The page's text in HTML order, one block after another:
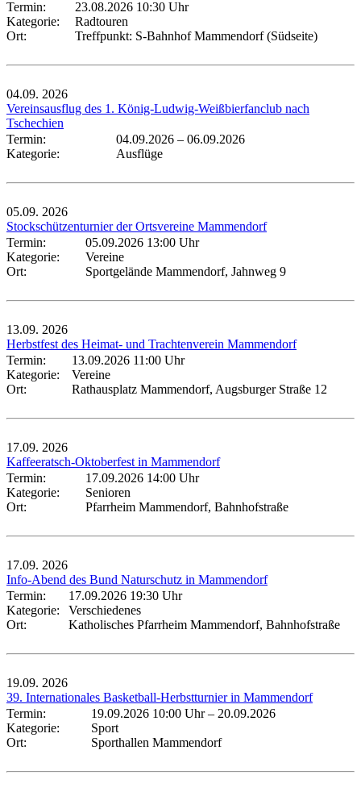
Termin:
23.08.2026 10:30 Uhr
Kategorie:
Radtouren
Ort:
Treffpunkt: S-Bahnhof Mammendorf (Südseite)
04.09. 2026
Vereinsausflug des 1. König-Ludwig-Weißbierfanclub nach
Tschechien
Termin:
04.09.2026 – 06.09.2026
Kategorie:
Ausflüge
05.09. 2026
Stockschützenturnier der Ortsvereine Mammendorf
Termin:
05.09.2026 13:00 Uhr
Kategorie:
Vereine
Ort:
Sportgelände Mammendorf, Jahnweg 9
13.09. 2026
Herbstfest des Heimat- und Trachtenverein Mammendorf
Termin:
13.09.2026 11:00 Uhr
Kategorie:
Vereine
Ort:
Rathausplatz Mammendorf, Augsburger Straße 12
17.09. 2026
Kaffeeratsch-Oktoberfest in Mammendorf
Termin:
17.09.2026 14:00 Uhr
Kategorie:
Senioren
Ort:
Pfarrheim Mammendorf, Bahnhofstraße
17.09. 2026
Info-Abend des Bund Naturschutz in Mammendorf
Termin:
17.09.2026 19:30 Uhr
Kategorie:
Verschiedenes
Ort:
Katholisches Pfarrheim Mammendorf, Bahnhofstraße
19.09. 2026
39. Internationales Basketball-Herbstturnier in Mammendorf
Termin:
19.09.2026 10:00 Uhr– 20.09.2026
Kategorie:
Sport
Ort:
Sporthallen Mammendorf